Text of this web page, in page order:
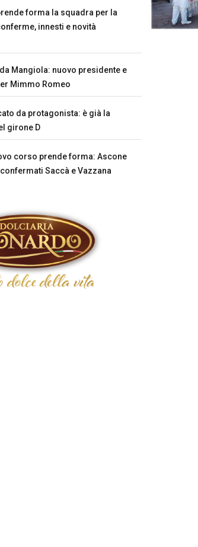
forma la squadra per la
innesti e novità
Mangiola: nuovo presidente e
Mimmo Romeo
da protagonista: è già la
girone D
corso prende forma: Ascone
Saccà e Vazzana